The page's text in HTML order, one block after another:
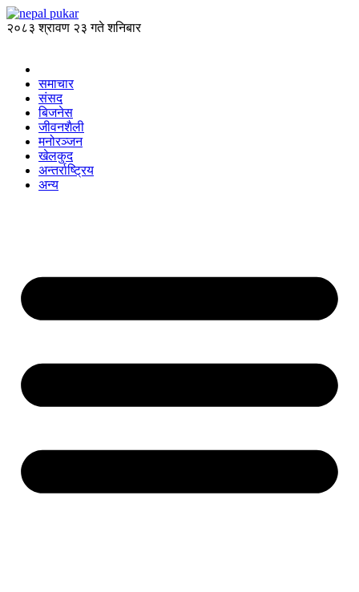
२०८३ श्रावण २३ गते शनिबार
समाचार
संसद
बिजनेस
जीवनशैली
मनोरञ्जन
खेलकुद
अन्तर्राष्ट्रिय
अन्य